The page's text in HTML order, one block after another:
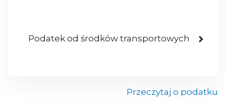
Podatek od środków transportowych
Przeczytaj o podatku